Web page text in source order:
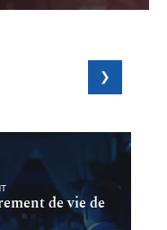
de vie de